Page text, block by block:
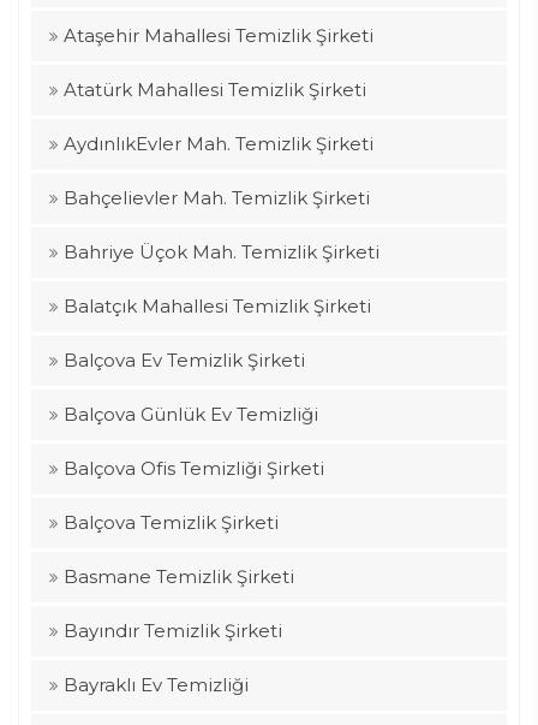
Ataşehir Mahallesi Temizlik Şirketi
Atatürk Mahallesi Temizlik Şirketi
AydınlıkEvler Mah. Temizlik Şirketi
Bahçelievler Mah. Temizlik Şirketi
Bahriye Üçok Mah. Temizlik Şirketi
Balatçık Mahallesi Temizlik Şirketi
Balçova Ev Temizlik Şirketi
Balçova Günlük Ev Temizliği
Balçova Ofis Temizliği Şirketi
Balçova Temizlik Şirketi
Basmane Temizlik Şirketi
Bayındır Temizlik Şirketi
Bayraklı Ev Temizliği